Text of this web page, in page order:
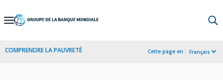
Skip
Navigation
COMPRENDRE LA PAUVRETÉ Cette page en : Français